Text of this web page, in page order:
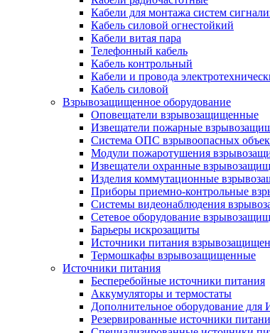
Кабели для монтажа систем
Кабель силовой огнестойкий
Кабели витая пара
Телефонный кабель
Кабель контрольный
Кабели и провода
Кабель силовой
Взрывозащищенное оборудование
Оповещатели взрывозащищенные
Извещатели пожарные
Система ОПС взрывоопасных
Модули пожаротушения
Извещатели охранные
Изделия коммутационные
Приборы приемно-контрольные
Системы видеонаблюдения
Сетевое оборудование
Барьеры искрозащиты
Источники питания
Термошкафы взрывозащищенные
Источники питания
Бесперебойные источники питания
Аккумуляторы и термостаты
Дополнительное оборудование для
Резервированные источники